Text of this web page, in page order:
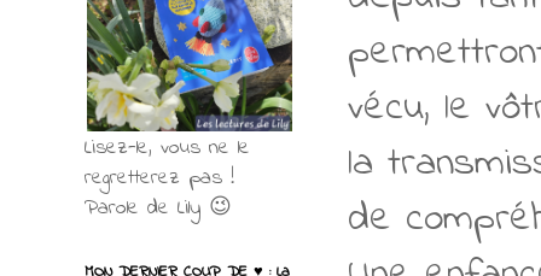
vécu, le
la
de
Lisez-le, vous ne le
regretterez pas !
Parole de Lily 😉